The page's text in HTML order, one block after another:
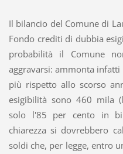
Il bilancio del Comune di
Fondo crediti di dubbia
probabilità il Comune
aggravarsi: ammonta
più rispetto allo scorso
esigibilità sono 460 mila
solo l'85 per cento in
chiarezza si dovrebbero
soldi che, per legge, entro